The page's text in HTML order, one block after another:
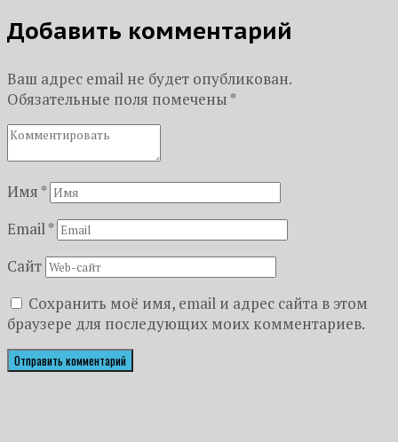
Добавить комментарий
Ваш адрес email не будет опубликован.
Обязательные поля помечены*
Имя*
Email*
Сайт
Сохранить моё имя, email и адрес сайта в этом
браузере для последующих моих комментариев.